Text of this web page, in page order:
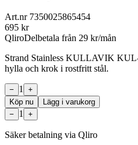
Art.nr 7350025865454
695 kr
QliroDelbetala från 29 kr/mån
Strand Stainless KULLAVIK KUL-
hylla och krok i rostfritt stål.
− 1
+
Köp nu
Lägg i varukorg
−
1 +
Säker betalning via Qliro